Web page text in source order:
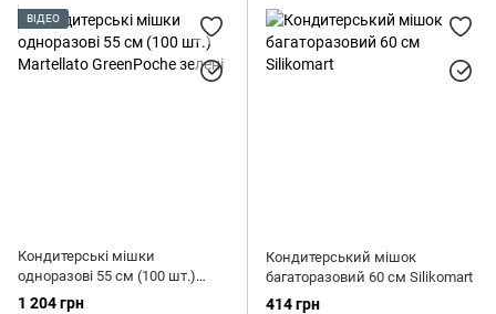
ВІДЕО
Кондитерські мішки
одноразові 55 см (100 шт.)
Martellato GreenPoche зелені
1 204 грн
Кондитерський мішок
багаторазовий 60 см Silikomart
414 грн